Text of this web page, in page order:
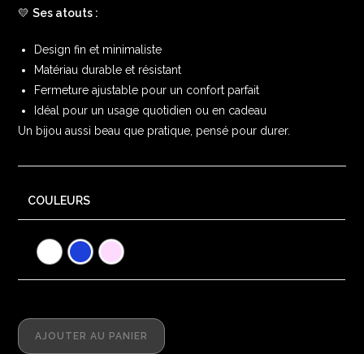
💛Ses atouts :
Design fin et minimaliste
Matériau durable et résistant
Fermeture ajustable pour un confort parfait
Idéal pour un usage quotidien ou en cadeau
Un bijou aussi beau que pratique, pensé pour durer.
COULEURS
AJOUTER AU PANIER